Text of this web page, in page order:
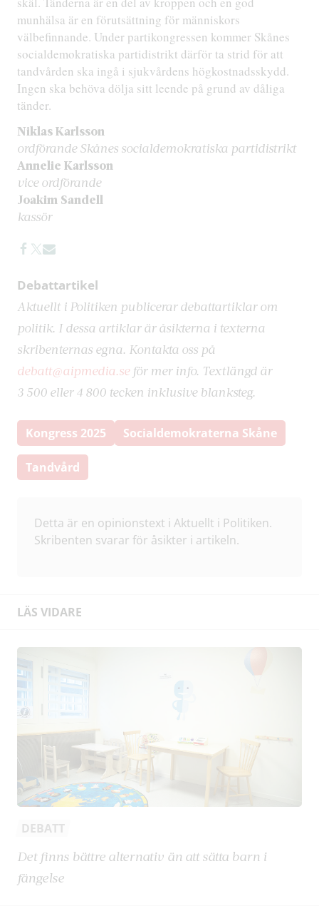
munhälsa är en förutsättning för människors
välbefinnande. Under partikongressen kommer Skånes
socialdemokratiska partidistrikt därför ta strid för att
tandvården ska ingå i sjukvårdens högkostnadsskydd.
Ingen ska behöva dölja sitt leende på grund av dåliga
tänder.
Niklas Karlsson
ordförande Skånes socialdemokratiska partidistrikt
Annelie Karlsson
vice ordförande
Joakim Sandell
kassör
Debattartikel
Aktuellt i Politiken publicerar debattartiklar om
politik. I dessa artiklar är åsikterna i texterna
skribenternas egna. Kontakta oss på
debatt@aipmedia.seför mer info. Textlängd är
3 500 eller 4 800 tecken inklusive blanksteg.
Kongress 2025 Socialdemokraterna Skåne
Tandvård
Detta är en opinionstext i Aktuellt i Politiken.
Skribenten svarar för åsikter i artikeln.
LÄS VIDARE
DEBATT
Det finns bättre alternativ än att sätta barn i
fängelse